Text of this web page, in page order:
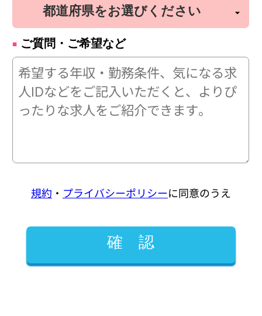
ご質問・ご希望など
規約 ・ プライバシーポリシーに同意のうえ